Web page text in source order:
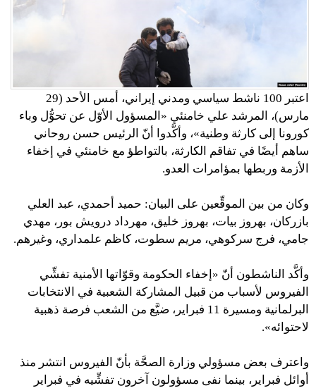
اعتبر 100 ناشط سياسي ومدني إيراني، أمس الأحد (29
مارس)، المرشد علي خامنئي «المسؤول الأوّل عن تحوُّل وباء
كورونا إلى كارثة وطنية»، وأكَّدوا أنّ الرئيس حسن روحاني
ساهم أيضًا في تفاقم الكارثة، بالتواطؤ مع خامنئي في إخفاء
الأزمة وربطها بمؤامرات العدو.
وكان من بين الموقِّعين على البيان: حميد أحمدي، عبد العلي
بازركان، بهروز بيات، بهروز خليق، مهرداد درويش بور، مهدي
جامي، فرج سركوهي، مريم سطوت، كاظم علمداري، وغيرهم.
وأكَّد الناشطون أنّ «إخفاء الحكومة وقوّاتها الأمنية تفشِّي
الفيروس لأسباب من قبيل المشاركة الشعبية في الانتخابات
البرلمانية ومسيرة 11 فبراير، ضيَّع من الشعب فرصة ذهبية
لاحتوائه».
واعترف بعض مسؤولي وزارة الصحَّة بأنّ الفيروس انتشر منذ
أوائل فبراير، بينما نفى مسؤولون آخرون تفشِّيه في فبراير